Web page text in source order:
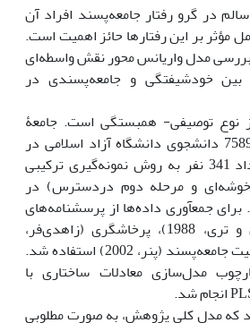
در گرو رفتار جامعه‌پسند افراد آن
مؤثر بر این رفتارها حائز اهمیت است.
مدل واریانس محور نقش واسطه‌ای
بین خودشیفتگی و جامعه‌پسندی در
توصیفی- همبستگی است. جامعۀ
آماری پژوهش شامل 7589 دانشجوی دانشگاه آزاد اسلامی در
سال 1402 بود که تعداد 341 نفر به روش نمونه‌گیری ترکیبی
و مرحله دوم دردسترس) در
جمع‏آوری داده‌ها از پرسشنامه‌های
خودشیفتگی (راسکین و تری، 1988)، پرخاشگری (زاهدی‌فر،
1379) و مجموعه شخصیت جامعه‌پسند (پنر، 2002) استفاده شد.
مدل‌سازی معادلات ساختاری با
که مدل کلی پژوهش، به صورت مطلوبی